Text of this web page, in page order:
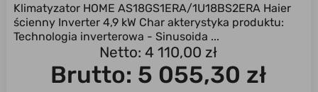
Klimatyzator HOME AS18GS1ERA/1U18BS2ERA Haier
ścienny Inverter 4,9 kW Char akterystyka produktu:
Technologia inverterowa - Sinusoida ...
Netto: 4 110,00 zł
Brutto: 5 055,30 zł